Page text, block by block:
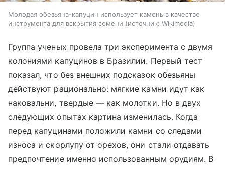
Молодая обезьяна-капуцин использует камень в качестве
инструмента для вскрытия семени
источник: Wikimedia
Группа ученых провела три эксперимента с двумя
колониями капуцинов в Бразилии. Первый тест
показал, что без внешних подсказок обезьяны
действуют рационально: мягкие камни идут как
наковальни, твердые — как молотки. Но в двух
следующих опытах картина изменилась. Когда
перед капуцинами положили камни со следами
износа и скорлупу от орехов, они стали отдавать
предпочтение именно использованным орудиям. В